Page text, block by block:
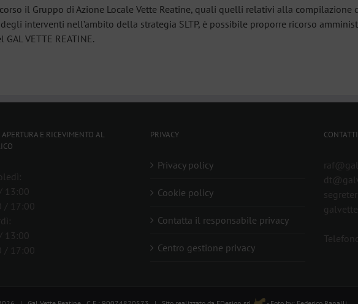
il Gruppo di Azione Locale Vette Reatine, quali quelli relativi alla compilazione
interventi nell’ambito della strategia SLTP, è possibile proporre ricorso
VETTE REATINE.
E RICEVIMENTO AL
13:00
/ 17:00
13:00
/ 17:00
PRIVACY
Privacy policy
Cookie policy
Contatta il responsabile privacy
Centro gestione privacy
CONTATTI